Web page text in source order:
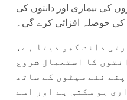
کی بیماری اور دانتوں کی
کی حوصلہ افزائی کرے گی۔
دانت کھو دیتا ہے،
کا استعمال شروع
نئے سیٹوں کے ساتھ
ہو سکتی ہے اور اسے